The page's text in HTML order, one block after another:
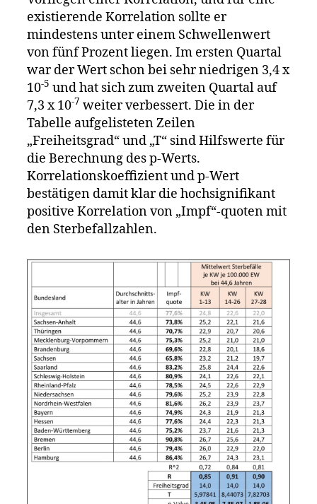
existierende Korrelation sollte er
mindestens unter einem Schwellenwert
von fünf Prozent liegen. Im ersten Quartal
war der Wert schon bei sehr niedrigen 3,4 x
10-5 und hat sich zum zweiten Quartal auf
7,3 x 10-7 weiter verbessert. Die in der
Tabelle aufgelisteten Zeilen
„Freiheitsgrad“ und „T“ sind Hilfswerte für
die Berechnung des p-Werts.
Korrelationskoeffizient und p-Wert
bestätigen damit klar die hochsignifikant
positive Korrelation von „Impf“-quoten mit
den Sterbefallzahlen.